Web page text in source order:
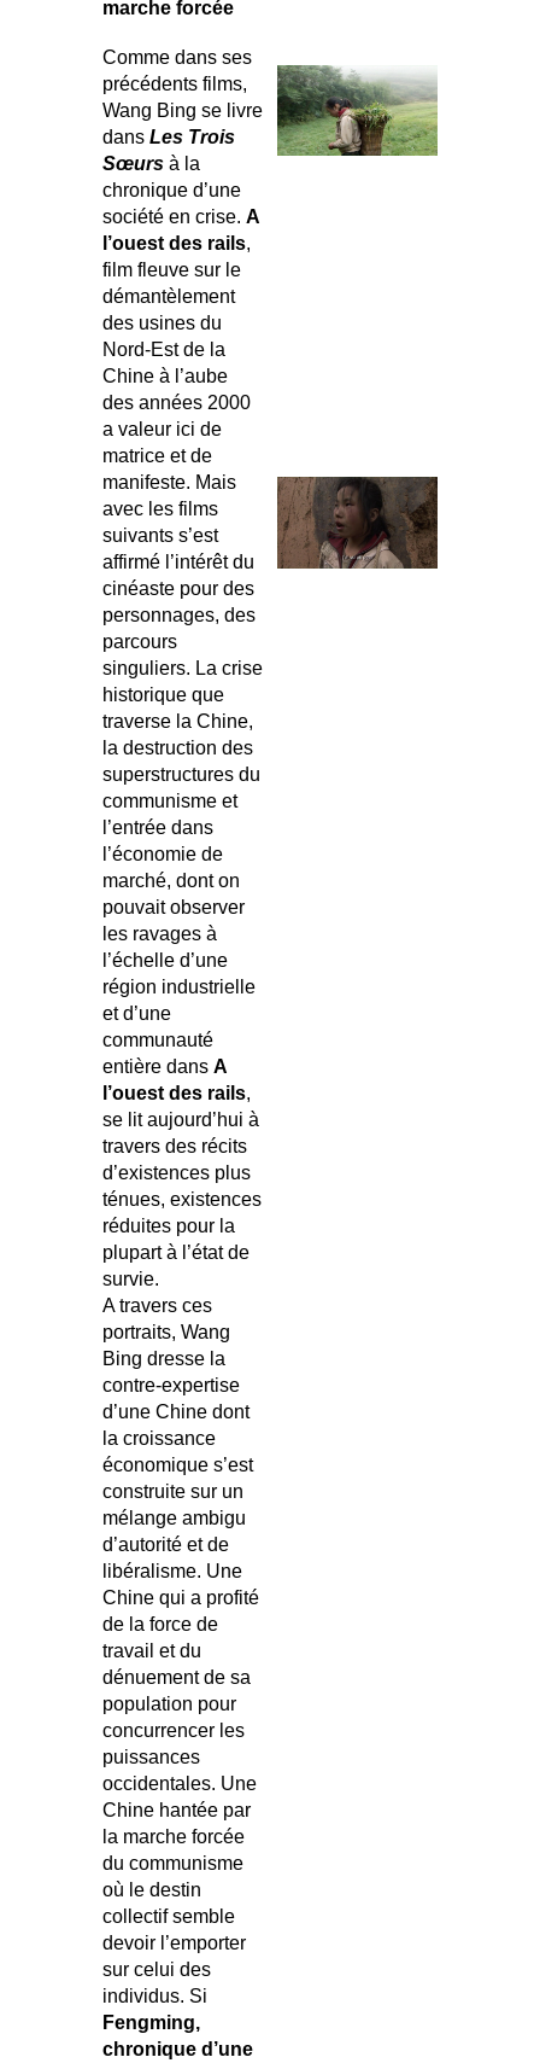
marche forcée
Comme dans ses
précédents films,
Wang Bing se livre
dans Les Trois
Sœurs à la
chronique d’une
société en crise. A
l’ouest des rails,
film fleuve sur le
démantèlement
des usines du
Nord-Est de la
Chine à l’aube
des années 2000
a valeur ici de
matrice et de
manifeste. Mais
avec les films
suivants s’est
affirmé l’intérêt du
cinéaste pour des
personnages, des
parcours
singuliers. La crise
historique que
traverse la Chine,
la destruction des
superstructures du
communisme et
l’entrée dans
l’économie de
marché, dont on
pouvait observer
les ravages à
l’échelle d’une
région industrielle
et d’une
communauté
entière dans A
l’ouest des rails,
se lit aujourd’hui à
travers des récits
d’existences plus
ténues, existences
réduites pour la
plupart à l’état de
survie.
A travers ces
portraits, Wang
Bing dresse la
contre-expertise
d’une Chine dont
la croissance
économique s’est
construite sur un
mélange ambigu
d’autorité et de
libéralisme. Une
Chine qui a profité
de la force de
travail et du
dénuement de sa
population pour
concurrencer les
puissances
occidentales. Une
Chine hantée par
la marche forcée
du communisme
où le destin
collectif semble
devoir l’emporter
sur celui des
individus. Si
Fengming,
chronique d’une